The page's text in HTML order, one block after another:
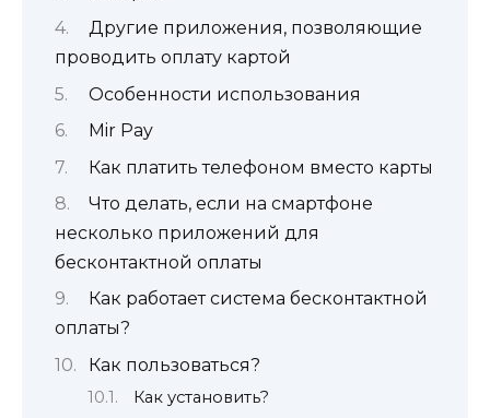
Другие приложения, позволяющие
проводить оплату картой
Особенности использования
Mir Pay
Как платить телефоном вместо карты
Что делать, если на смартфоне
несколько приложений для
бесконтактной оплаты
Как работает система бесконтактной
оплаты?
Как пользоваться?
Как установить?